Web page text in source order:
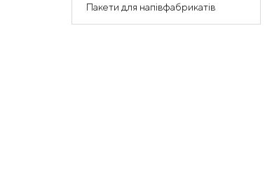
Пакети для напівфабрикатів